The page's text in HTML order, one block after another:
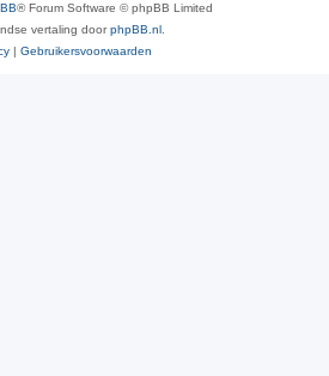
® Forum Software © phpBB Limited
vertaling doorphpBB.nl
| Gebruikersvoorwaarden